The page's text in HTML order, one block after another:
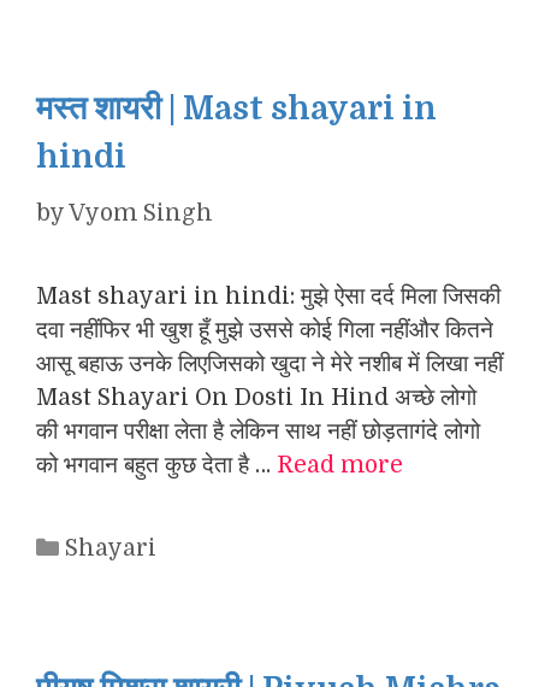
मस्त शायरी | Mast shayari in
hindi
byVyom Singh
Mast shayari in hindi: मुझे ऐसा दर्द मिला जिसकी
दवा नहींफिर भी खुश हूँ मुझे उससे कोई गिला नहींऔर कितने
आसू बहाऊ उनके लिएजिसको खुदा ने मेरे नशीब में लिखा नहीं
Mast Shayari On Dosti In Hind अच्छे लोगो
की भगवान परीक्षा लेता है लेकिन साथ नहीं छोड़तागंदे लोगो
को भगवान बहुत कुछ देता है … Read more
Categories
Shayari